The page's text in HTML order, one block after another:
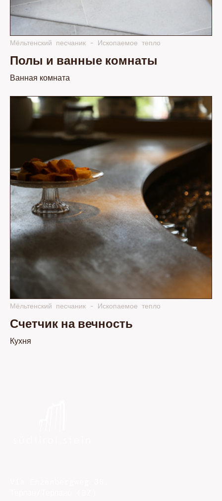
Мёльтенский песчаник - Ископаемое тепло
Полы и ванные комнаты
Ванная комната
Мёльтенский песчаник - Ископаемое тепло
Счетчик на вечность
Кухня